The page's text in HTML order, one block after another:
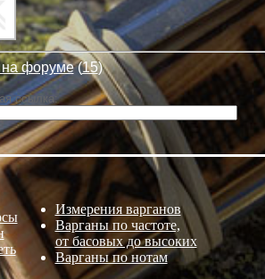
на форуме(15)
ссылка:
Измерения варганов
Варганы по частоте,
от басовых до высоких
Варганы по нотам